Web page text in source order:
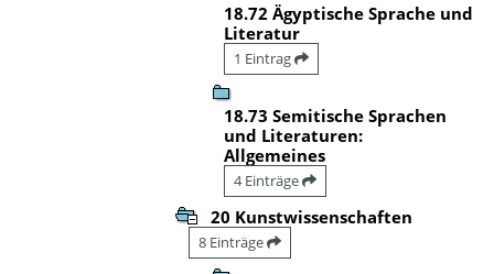
18.72 Ägyptische Sprache und
Literatur
1 Eintrag
18.73 Semitische Sprachen
und Literaturen:
Allgemeines
4 Einträge
20 Kunstwissenschaften
8 Einträge